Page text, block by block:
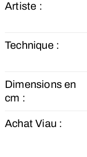
Artiste :
Technique :
Dimensions en
cm :
Achat Viau :